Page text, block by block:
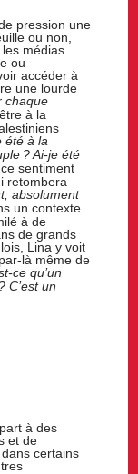
pression une
ou non,
médias
ou
accéder à
une lourde
chaque
à la
été à la
? Ai-je été
sentiment
retombera
absolument
un contexte
à de
de grands
Lina y voit
là même de
ce qu’un
? C’est un
à des
et de
certains